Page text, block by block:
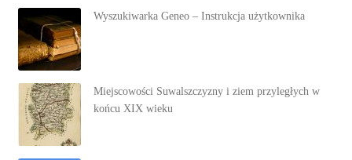
Wyszukiwarka Geneo – Instrukcja użytkownika
Miejscowości Suwalszczyzny i ziem przyległych w
końcu XIX wieku